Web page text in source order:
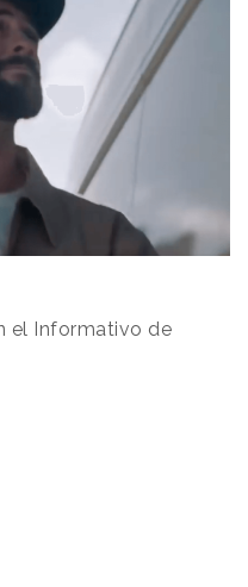
el Informativo de